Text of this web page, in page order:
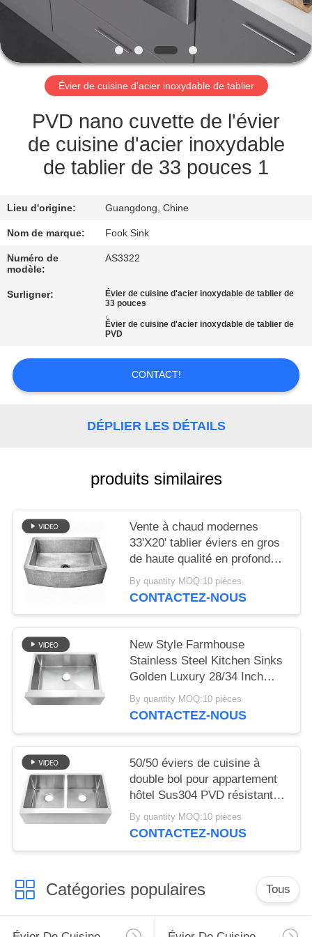
CONTRÔLE
DE
QUALITÉ
CONTACTEZ-
NOUS
UNE
CITATION
PLAN
DU
PRIVACY
POLICY
Évier de cuisine d'acier inoxydable de tablier
PVD nano cuvette de l'évier
de cuisine d'acier inoxydable
de tablier de 33 pouces 1
Lieu d'origine: Guangdong, Chine
Nom de marque: Fook Sink
Numéro de
modèle:
AS3322
Surligner:
Évier de cuisine d'acier inoxydable de tablier de
33 pouces
,
Évier de cuisine d'acier inoxydable de tablier de
PVD
CONTACT!
DÉPLIER LES DÉTAILS
produits similaires
Vente à chaud modernes
33'X20' tablier éviers en gros
de haute qualité en profondeur
en 10 pouces marteau motifs
bord cuisine éviers Fregadero
By quantity MOQ:10 pièces
CONTACTEZ-NOUS
New Style Farmhouse
Stainless Steel Kitchen Sinks
Golden Luxury 28/34 Inch
Apron Front 18 Gauge
Brushed Finish Noir Matte
By quantity MOQ:10 pièces
CONTACTEZ-NOUS
50/50 éviers de cuisine à
double bol pour appartement
hôtel Sus304 PVD résistant
aux rayures Black Apron
Evier populaire Vente à chaud
By quantity MOQ:10 pièces
CONTACTEZ-NOUS
Catégories populaires Tous